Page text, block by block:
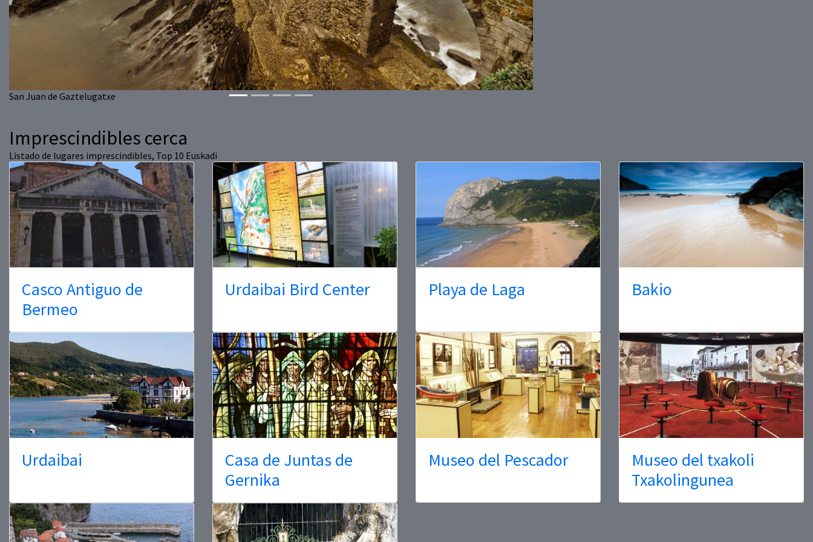
San Juan de Gaztelugatxe
Imprescindibles cerca
Listado de lugares imprescindibles, Top 10 Euskadi
Casco Antiguo de
Bermeo
Urdaibai Bird Center Playa de Laga Bakio
Urdaibai
Casa de Juntas de
Gernika
Museo del Pescador
Museo del txakoli
Txakolingunea